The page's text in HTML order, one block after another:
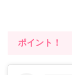
ポイント！